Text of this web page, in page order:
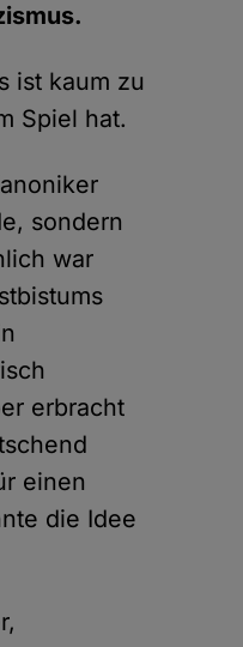
ist kaum zu
Spiel hat.
sondern
war
erbracht
einen
die Idee